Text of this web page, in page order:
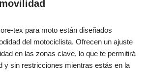
tex para moto están diseñados
del motociclista. Ofrecen un ajuste
en las zonas clave, lo que te permitirá
y sin restricciones mientras estás en la